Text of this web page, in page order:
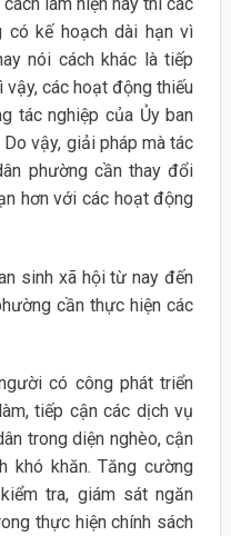
có kế hoạch dài hạn vì
nói cách khác là tiếp
các hoạt động thiếu
tác nghiệp của Ủy ban
vậy, giải pháp mà tác
phường cần thay đổi
hơn với các hoạt động
sinh xã hội từ nay đến
cần thực hiện các
có công phát triển
tiếp cận các dịch vụ
trong diện nghèo, cận
khó khăn. Tăng cường
tra, giám sát ngăn
thực hiện chính sách